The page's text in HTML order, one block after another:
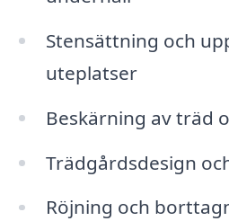
Stensättning och
uteplatser
Beskärning av träd
Trädgårdsdesign
Röjning och